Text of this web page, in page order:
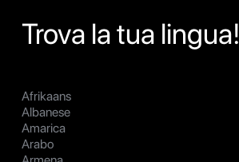
Trova la tua lingua!
Afrikaans
Albanese
Amarica
Arabo